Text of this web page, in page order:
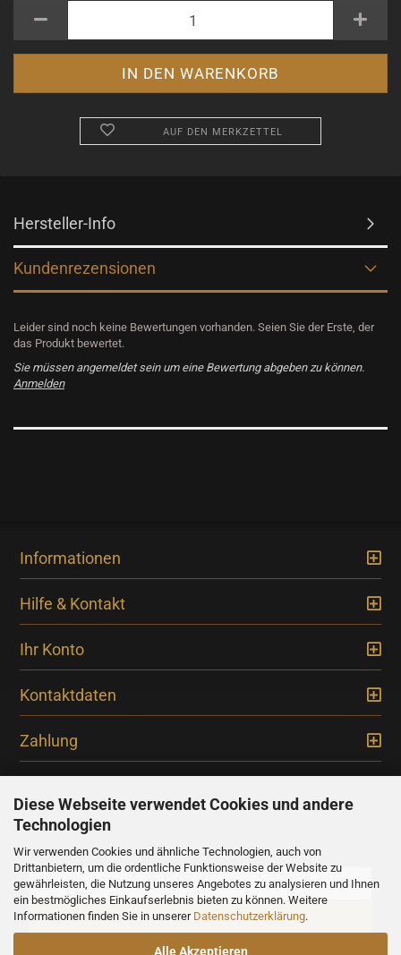
Diese Webseite verwendet Cookies und andere
Technologien
Wir verwenden Cookies und ähnliche Technologien, auch von
Drittanbietern, um die ordentliche Funktionsweise der Website zu
gewährleisten, die Nutzung unseres Angebotes zu analysieren und Ihnen
ein bestmögliches Einkaufserlebnis bieten zu können. Weitere
Informationen finden Sie in unserer Datenschutzerklärung.
Alle Akzeptieren
AUF DEN MERKZETTEL
Hersteller-Info
Kundenrezensionen
Leider sind noch keine Bewertungen vorhanden. Seien Sie der Erste, der
das Produkt bewertet.
Sie müssen angemeldet sein um eine Bewertung abgeben zu können.
Anmelden
Informationen
Hilfe & Kontakt
Ihr Konto
Kontaktdaten
Zahlung
Newsletter